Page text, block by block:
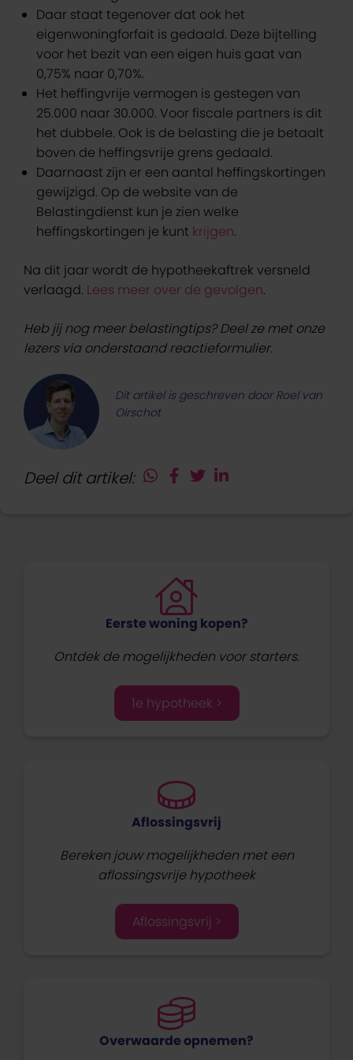
Daar staat tegenover dat ook het
eigenwoningforfait is gedaald. Deze bijtelling
voor het bezit van een eigen huis gaat van
0,75% naar 0,70%.
Het heffingvrije vermogen is gestegen van
25.000 naar 30.000. Voor fiscale partners is dit
het dubbele. Ook is de belasting die je betaalt
boven de heffingsvrije grens gedaald.
Daarnaast zijn er een aantal heffingskortingen
gewijzigd. Op de website van de
Belastingdienst kun je zien welke
heffingskortingen je kunt krijgen.
Na dit jaar wordt de hypotheekaftrek versneld
verlaagd. Lees meer over de gevolgen.
Heb jij nog meer belastingtips? Deel ze met onze
lezers via onderstaand reactieformulier.
Dit artikel is geschreven door Roel van
Oirschot
Deel dit artikel:
Eerste woning kopen?
Ontdek de mogelijkheden voor starters.
1e hypotheek >
Aflossingsvrij
Bereken jouw mogelijkheden met een
aflossingsvrije hypotheek
Aflossingsvrij >
Overwaarde opnemen?